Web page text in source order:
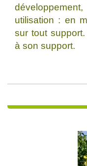
utilisation : en
sur tout
à son support.